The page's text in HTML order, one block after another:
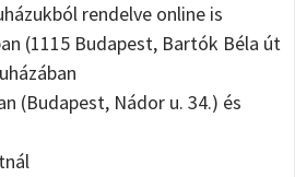
rendelve online is
(1115 Budapest, Bartók Béla út
(Budapest, Nádor u. 34.) és